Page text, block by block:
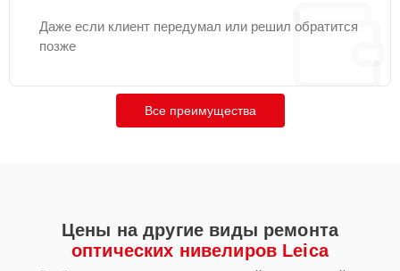
Даже если клиент передумал или решил обратится
позже
Все преимущества
Цены на другие виды ремонта
оптических нивелиров Leica